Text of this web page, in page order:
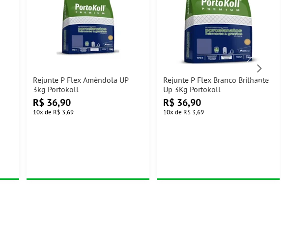
Rejunte P Flex Amêndola UP
3kg Portokoll
R$ 36,90
10x de R$ 3,69
Rejunte P Flex Branco Brilhante
Up 3Kg Portokoll
R$ 36,90
10x de R$ 3,69